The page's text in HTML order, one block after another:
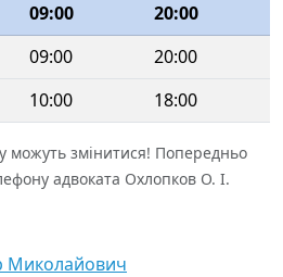
09:00
20:00
09:00
20:00
10:00 18:00
можуть змінитися! Попередньо
адвоката Охлопков О. І.
Миколайович